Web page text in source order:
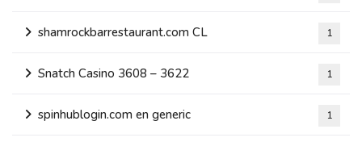
shamrockbarrestaurant.com CL 1
Snatch Casino 3608 – 3622 1
spinhublogin.com en generic 1